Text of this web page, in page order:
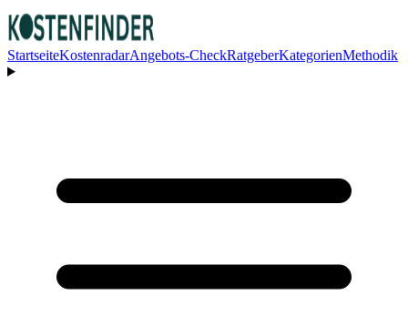
StartseiteKostenradarAngebots-CheckRatgeberKategorienMethodik